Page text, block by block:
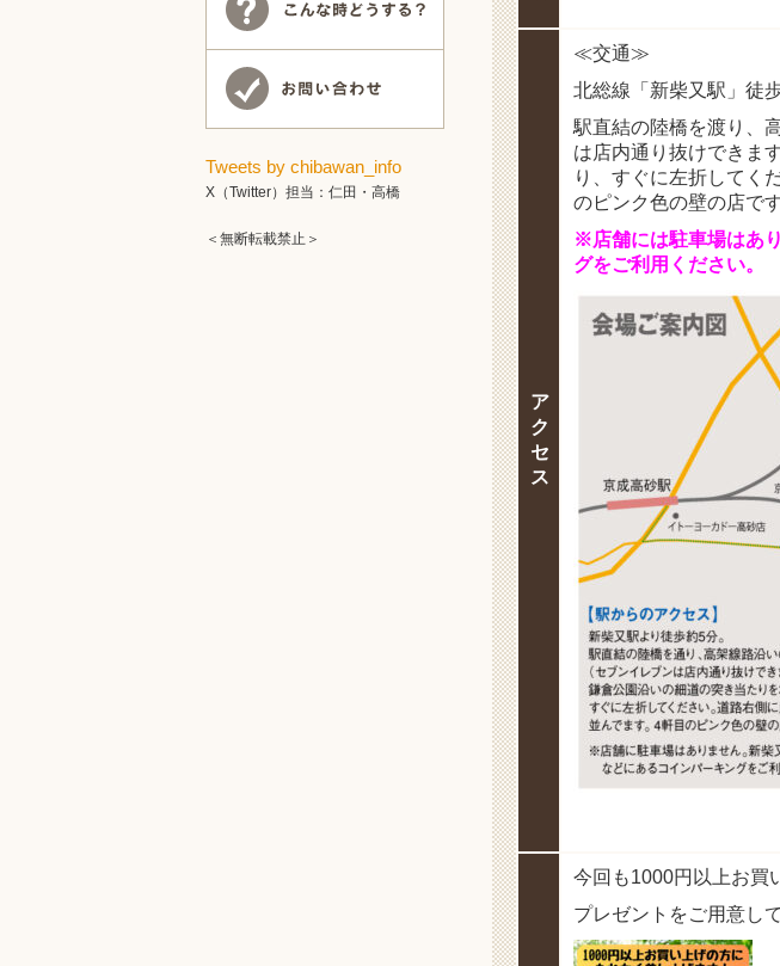
ア
ク
セ
ス
≪交通≫
北総線「新柴又駅」徒
駅直結の陸橋を渡り、
は店内通り抜けできま
り、すぐに左折してく
のピンク色の壁の店です
※店舗には駐車場はあり
グをご利用ください。
今回も1000円以上お買
プレゼントをご用意し
Tweets by chibawan_info
X（Twitter）担当：仁田・高橋
＜無断転載禁止＞